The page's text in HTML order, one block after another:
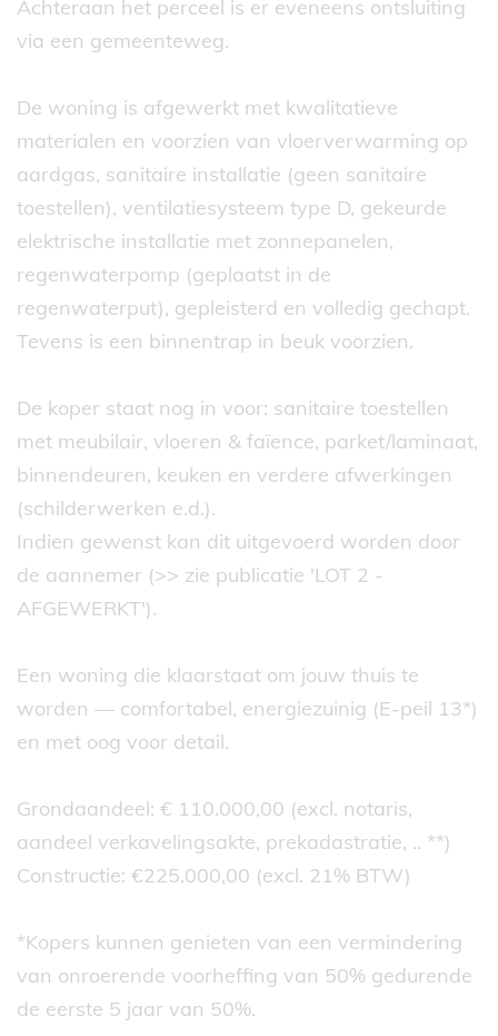
Achteraan het perceel is er eveneens ontsluiting
via een gemeenteweg.
De woning is afgewerkt met kwalitatieve
materialen en voorzien van vloerverwarming op
aardgas, sanitaire installatie (geen sanitaire
toestellen), ventilatiesysteem type D, gekeurde
elektrische installatie met zonnepanelen,
regenwaterpomp (geplaatst in de
regenwaterput), gepleisterd en volledig gechapt.
Tevens is een binnentrap in beuk voorzien.
De koper staat nog in voor: sanitaire toestellen
met meubilair, vloeren & faïence, parket/laminaat,
binnendeuren, keuken en verdere afwerkingen
(schilderwerken e.d.).
Indien gewenst kan dit uitgevoerd worden door
de aannemer (>> zie publicatie 'LOT 2 -
AFGEWERKT').
Een woning die klaarstaat om jouw thuis te
worden — comfortabel, energiezuinig (E-peil 13*)
en met oog voor detail.
Grondaandeel: € 110.000,00 (excl. notaris,
aandeel verkavelingsakte, prekadastratie, .. **)
Constructie: €225.000,00 (excl. 21% BTW)
*Kopers kunnen genieten van een vermindering
van onroerende voorheffing van 50% gedurende
de eerste 5 jaar van 50%.